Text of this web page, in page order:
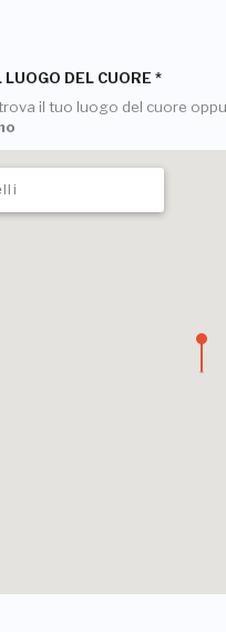
LUOGO DEL CUORE *
il tuo luogo del cuore